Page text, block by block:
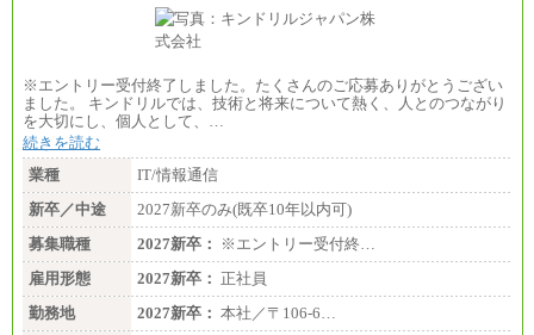
なります
※交通費：月5万円まで
札幌 ：時給1,100円～1,450円
東京 ：時給1,226円～1,400円
横浜 ：時給1,225円～
川口 ：時給1,150円～
佐世保：時給1,035円～
沖縄 ：時給1,025円～1,350円
※給与は実務経験・職種・配属部署によって異なり
※交通費：月5万円まで
※エントリー受付終了しました。たくさんのご応募ありがとうござい
ました。 キンドリルでは、技術と将来について熱く、人とのつながり
を大切にし、個人として、…
続きを読む
業種
IT/情報通信
新卒／中途
2027新卒のみ(既卒10年以内可)
募集職種
2027新卒：
※エントリー受付終…
雇用形態
2027新卒： 正社員
勤務地
2027新卒： 本社／〒106-6…